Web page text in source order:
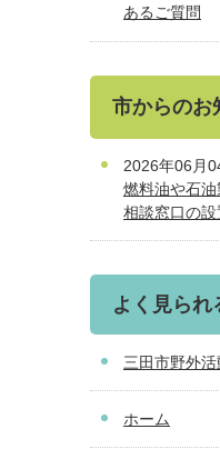
あるご質問
市からのお
2026年06月
燃料油や石
相談窓口の
よく見られ
三田市野外
ホーム